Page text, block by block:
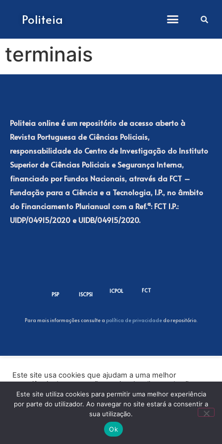
Politeia
terminais
Politeia online é um repositório de acesso aberto à
Revista Portuguesa de Ciências Policiais,
responsabilidade do Centro de Investigação do Instituto
Superior de Ciências Policiais e Segurança Interna,
financiado por Fundos Nacionais, através da FCT –
Fundação para a Ciência e a Tecnologia, I.P., no âmbito
do Financiamento Plurianual com a Ref.ª: FCT I.P.:
UIDP/04915/2020 e UIDB/04915/2020.
PSP ISCPSI
ICPOL FCT
Para mais informações consulte a política de privacidadedo repositório.
Este site usa cookies que ajudam a uma melhor
experiência de navegação no site. Ao clicar no botão
“Aceitar” ou continuar a visualizar o nosso site, você
concorda com o uso de cookies no nosso site.
Este site utiliza cookies para permitir uma melhor experiência
por parte do utilizador. Ao navegar no site estará a consentir a
sua utilização.
Ok